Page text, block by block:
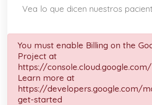
Vea lo que dicen nuestros
You must enable Billing on the
Project at
https://
Learn more at
https://developers.google.com/
get-started